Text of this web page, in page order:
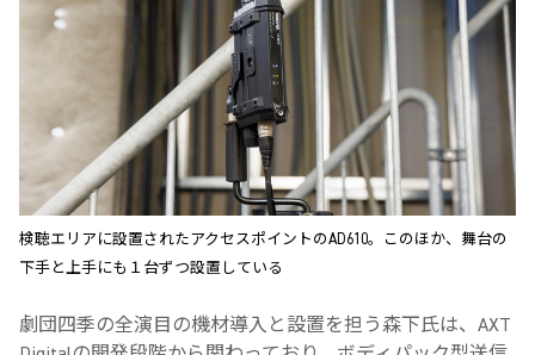
検聴エリアに設置されたアクセスポイントのAD610。このほか、舞台の
下手と上手にも１台ずつ設置している
劇団四季の全演目の機材導入と設置を担う森下氏は、AXT